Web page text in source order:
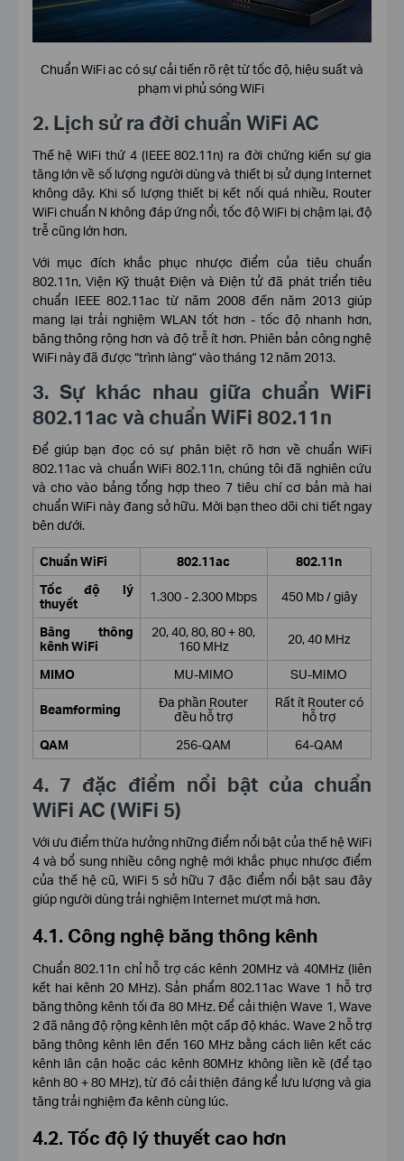
Chuẩn WiFi ac có sự cải tiến rõ rệt từ tốc độ, hiệu suất và
phạm vi phủ sóng WiFi
2. Lịch sử ra đời chuẩn WiFi AC
Thế hệ WiFi thứ 4 (IEEE 802.11n) ra đời chứng kiến ​​sự gia
tăng lớn về số lượng người dùng và thiết bị sử dụng Internet
không dây. Khi số lượng thiết bị kết nối quá nhiều, Router
WiFi chuẩn N không đáp ứng nổi, tốc độ WiFi bị chậm lại, độ
trễ cũng lớn hơn.
Với mục đích khắc phục nhược điểm của tiêu chuẩn
802.11n, Viện Kỹ thuật Điện và Điện tử đã phát triển tiêu
chuẩn IEEE 802.11ac từ năm 2008 đến năm 2013 giúp
mang lại trải nghiệm WLAN tốt hơn - tốc độ nhanh hơn,
băng thông rộng hơn và độ trễ ít hơn. Phiên bản công nghệ
WiFi này đã được “trình làng” vào tháng 12 năm 2013.
3. Sự khác nhau giữa chuẩn WiFi
802.11ac và chuẩn WiFi 802.11n
Để giúp bạn đọc có sự phân biệt rõ hơn về chuẩn WiFi
802.11ac và chuẩn WiFi 802.11n, chúng tôi đã nghiên cứu
và cho vào bảng tổng hợp theo 7 tiêu chí cơ bản mà hai
chuẩn WiFi này đang sở hữu. Mời bạn theo dõi chi tiết ngay
bên dưới.
Chuẩn WiFi 802.11ac
802.11n
Tốc độ lý
thuyết
1.300 - 2.300 Mbps 450 Mb / giây
Băng thông
kênh WiFi
20, 40, 80, 80 + 80,
160 MHz
20, 40 MHz
MIMO MU-MIMO SU-MIMO
Beamforming
Đa phần Router
đều hỗ trợ
Rất ít Router có
hỗ trợ
QAM
256-QAM 64-QAM
4. 7 đặc điểm nổi bật của chuẩn
WiFi AC (WiFi 5)
Với ưu điểm thừa hưởng những điểm nổi bật của thế hệ WiFi
4 và bổ sung nhiều công nghệ mới khắc phục nhược điểm
của thế hệ cũ, WiFi 5 sở hữu 7 đặc điểm nổi bật sau đây
giúp người dùng trải nghiệm Internet mượt mà hơn.
4.1. Công nghệ băng thông kênh
Chuẩn 802.11n chỉ hỗ trợ các kênh 20MHz và 40MHz (liên
kết hai kênh 20 MHz). Sản phẩm 802.11ac Wave 1 hỗ trợ
băng thông kênh tối đa 80 MHz. Để cải thiện Wave 1, Wave
2 đã nâng độ rộng kênh lên một cấp độ khác. Wave 2 hỗ trợ
băng thông kênh lên đến 160 MHz bằng cách liên kết các
kênh lân cận hoặc các kênh 80MHz không liền kề (để tạo
kênh 80 + 80 MHz), từ đó cải thiện đáng kể lưu lượng và gia
tăng trải nghiệm đa kênh cùng lúc.
4.2. Tốc độ lý thuyết cao hơn